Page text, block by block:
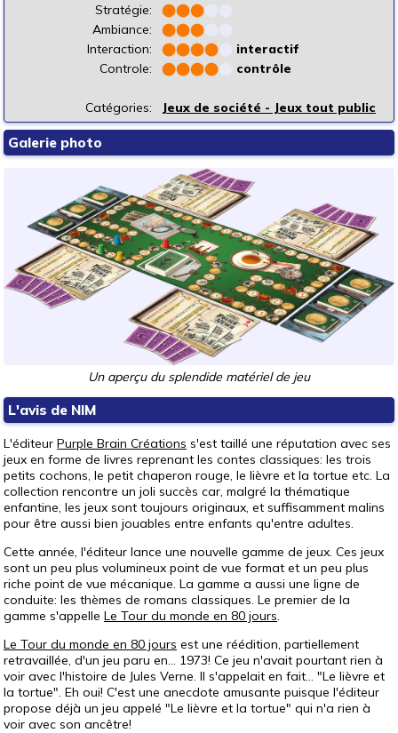
Stratégie:
⬤⬤⬤
Ambiance:
⬤⬤⬤
Interaction:
⬤⬤⬤⬤
interactif
Controle:
⬤⬤⬤⬤ contrôle
Catégories: Jeux de société - Jeux tout public
Galerie photo
Un aperçu du splendide matériel de jeu
L'avis de NIM
L'éditeur Purple Brain Créations s'est taillé une réputation avec ses
jeux en forme de livres reprenant les contes classiques: les trois
petits cochons, le petit chaperon rouge, le lièvre et la tortue etc. La
collection rencontre un joli succès car, malgré la thématique
enfantine, les jeux sont toujours originaux, et suffisamment malins
pour être aussi bien jouables entre enfants qu'entre adultes.
Cette année, l'éditeur lance une nouvelle gamme de jeux. Ces jeux
sont un peu plus volumineux point de vue format et un peu plus
riche point de vue mécanique. La gamme a aussi une ligne de
conduite: les thèmes de romans classiques. Le premier de la
gamme s'appelle Le Tour du monde en 80 jours.
Le Tour du monde en 80 jours est une réédition, partiellement
retravaillée, d'un jeu paru en... 1973! Ce jeu n'avait pourtant rien à
voir avec l'histoire de Jules Verne. Il s'appelait en fait... "Le lièvre et
la tortue". Eh oui! C'est une anecdote amusante puisque l'éditeur
propose déjà un jeu appelé "Le lièvre et la tortue" qui n'a rien à
voir avec son ancêtre!